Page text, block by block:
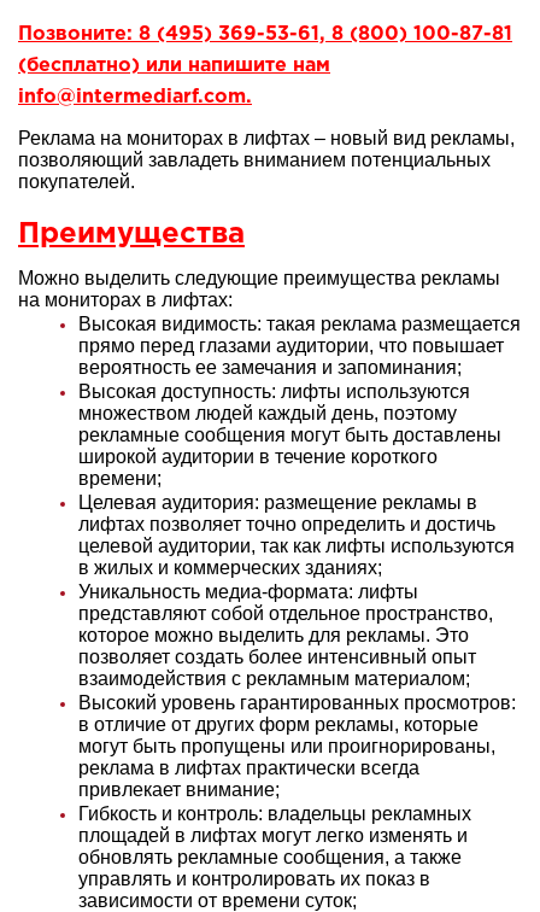
Позвоните: 8 (495) 369-53-61, 8 (800) 100-87-81
(бесплатно) или напишите нам
info@intermediarf.com.
Реклама на мониторах в лифтах – новый вид рекламы,
позволяющий завладеть вниманием потенциальных
покупателей.
Преимущества
Можно выделить следующие преимущества рекламы
на мониторах в лифтах:
Высокая видимость: такая реклама размещается
прямо перед глазами аудитории, что повышает
вероятность ее замечания и запоминания;
Высокая доступность: лифты используются
множеством людей каждый день, поэтому
рекламные сообщения могут быть доставлены
широкой аудитории в течение короткого
времени;
Целевая аудитория: размещение рекламы в
лифтах позволяет точно определить и достичь
целевой аудитории, так как лифты используются
в жилых и коммерческих зданиях;
Уникальность медиа-формата: лифты
представляют собой отдельное пространство,
которое можно выделить для рекламы. Это
позволяет создать более интенсивный опыт
взаимодействия с рекламным материалом;
Высокий уровень гарантированных просмотров:
в отличие от других форм рекламы, которые
могут быть пропущены или проигнорированы,
реклама в лифтах практически всегда
привлекает внимание;
Гибкость и контроль: владельцы рекламных
площадей в лифтах могут легко изменять и
обновлять рекламные сообщения, а также
управлять и контролировать их показ в
зависимости от времени суток;